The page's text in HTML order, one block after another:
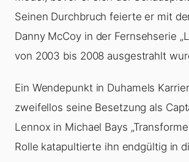
Seinen Durchbruch feierte er mit
Danny McCoy in der Fernsehserie
von 2003 bis 2008 ausgestrahlt
Ein Wendepunkt in Duhamels
zweifellos seine Besetzung als
Lennox in Michael Bays
Rolle katapultierte ihn endgültig in